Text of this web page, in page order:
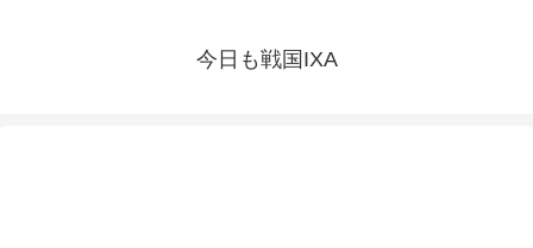
今日も戦国IXA